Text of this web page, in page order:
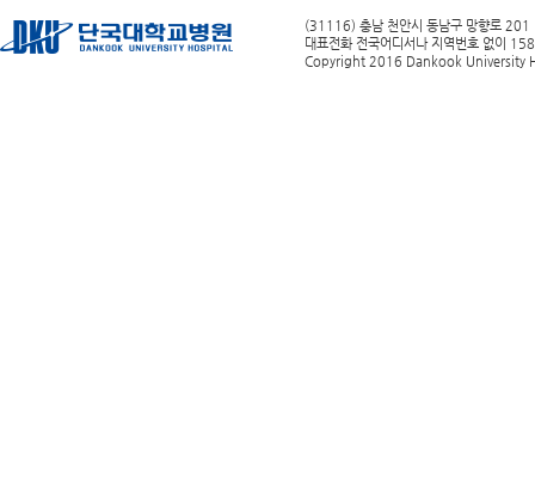
(31116) 충남 천안시 동남구 망향로 201
대표전화 전국어디서나 지역번호 없이
Copyright 2016 Dankook University